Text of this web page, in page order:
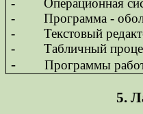
- Операционная
-
Программа -
-
Текстовый
-
Табличный
- Программы
5.